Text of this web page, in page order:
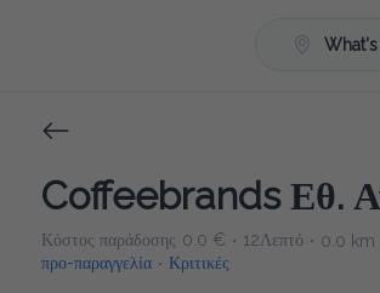
What's
Coffeebrands Εθ.
Κόστος παράδοσης 0.0 € • 12Λεπτό • 0.0 km •
προ-παραγγελία • Κριτικές